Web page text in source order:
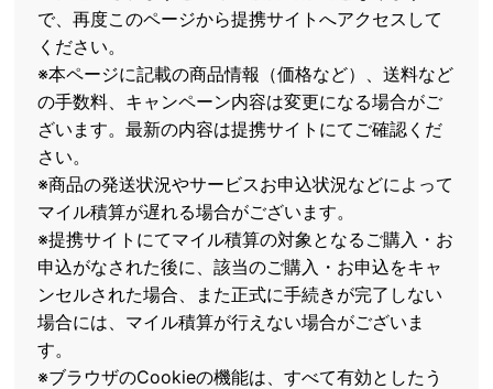
で、再度このページから提携サイトへアクセスして
ください。
※本ページに記載の商品情報（価格など）、送料など
の手数料、キャンペーン内容は変更になる場合がご
ざいます。最新の内容は提携サイトにてご確認くだ
さい。
※商品の発送状況やサービスお申込状況などによって
マイル積算が遅れる場合がございます。
※提携サイトにてマイル積算の対象となるご購入・お
申込がなされた後に、該当のご購入・お申込をキャ
ンセルされた場合、また正式に手続きが完了しない
場合には、マイル積算が行えない場合がございま
す。
※ブラウザのCookieの機能は、すべて有効としたう